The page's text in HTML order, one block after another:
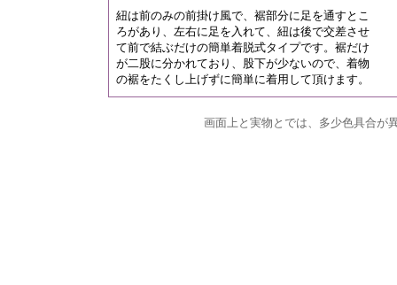
紐は前のみの前掛け風で、裾部分に足を通すとこ
ろがあり、左右に足を入れて、紐は後で交差させ
て前で結ぶだけの簡単着脱式タイプです。裾だけ
が二股に分かれており、股下が少ないので、着物
の裾をたくし上げずに簡単に着用して頂けます。
画面上と実物とでは、多少色具合が